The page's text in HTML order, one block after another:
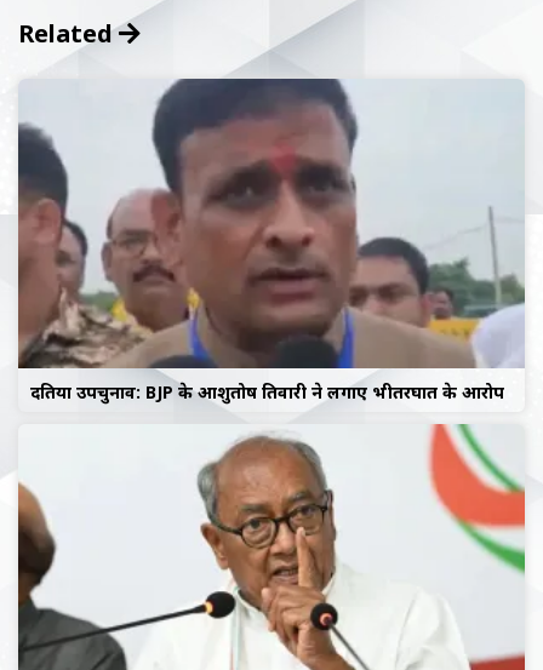
Related
दतिया उपचुनाव: BJP के आशुतोष तिवारी ने लगाए भीतरघात के आरोप